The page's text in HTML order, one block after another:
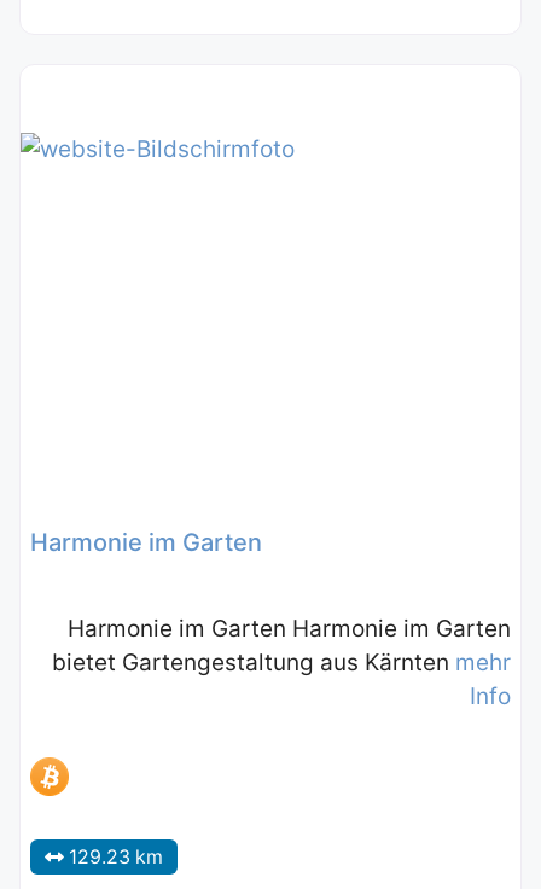
Harmonie im Garten
Harmonie im Garten Harmonie im Garten
bietet Gartengestaltung aus Kärnten mehr
Info
129.23 km